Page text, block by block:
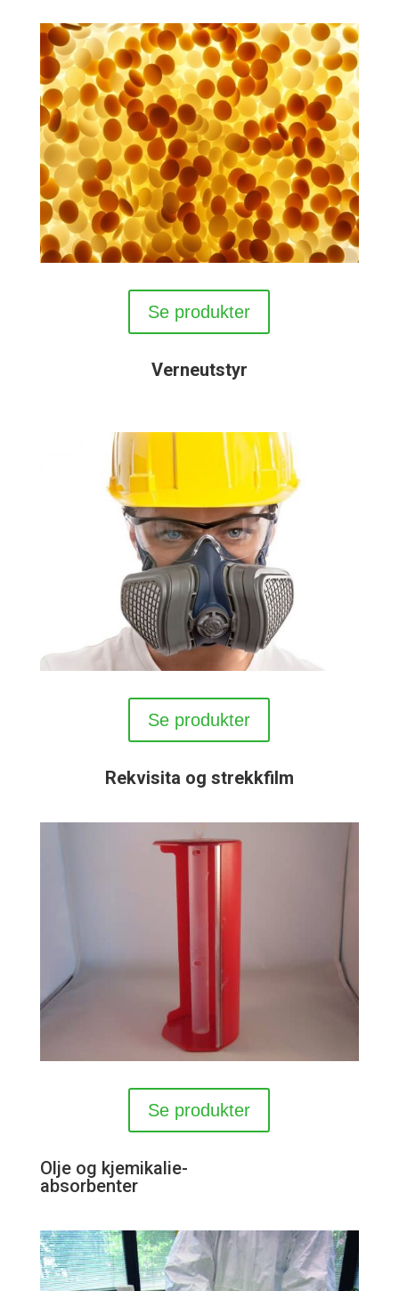
Se produkter
Verneutstyr
Se produkter
Rekvisita og strekkfilm
Se produkter
Olje og kjemikalie-
absorbenter